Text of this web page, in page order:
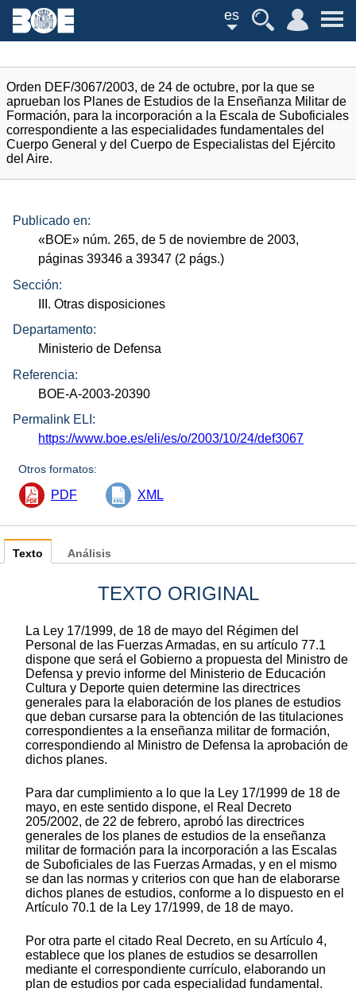
es
Orden DEF/3067/2003, de 24 de octubre, por la que se
aprueban los Planes de Estudios de la Enseñanza Militar de
Formación, para la incorporación a la Escala de Suboficiales
correspondiente a las especialidades fundamentales del
Cuerpo General y del Cuerpo de Especialistas del Ejército
del Aire.
Publicado en:
«BOE» núm. 265, de 5 de noviembre de 2003,
páginas 39346 a 39347 (2 págs.)
Sección:
III. Otras disposiciones
Departamento:
Ministerio de Defensa
Referencia:
BOE-A-2003-20390
Permalink ELI:
https://www.boe.es/eli/es/o/2003/10/24/def3067
Otros formatos:
PDF XML
Texto
TEXTO ORIGINAL
La Ley 17/1999, de 18 de mayo del Régimen del
Personal de las Fuerzas Armadas, en su artículo 77.1
dispone que será el Gobierno a propuesta del Ministro de
Defensa y previo informe del Ministerio de Educación
Cultura y Deporte quien determine las directrices
generales para la elaboración de los planes de estudios
que deban cursarse para la obtención de las titulaciones
correspondientes a la enseñanza militar de formación,
correspondiendo al Ministro de Defensa la aprobación de
dichos planes.
Para dar cumplimiento a lo que la Ley 17/1999 de 18 de
mayo, en este sentido dispone, el Real Decreto
205/2002, de 22 de febrero, aprobó las directrices
generales de los planes de estudios de la enseñanza
militar de formación para la incorporación a las Escalas
de Suboficiales de las Fuerzas Armadas, y en el mismo
se dan las normas y criterios con que han de elaborarse
dichos planes de estudios, conforme a lo dispuesto en el
Artículo 70.1 de la Ley 17/1999, de 18 de mayo.
Por otra parte el citado Real Decreto, en su Artículo 4,
establece que los planes de estudios se desarrollen
mediante el correspondiente currículo, elaborando un
plan de estudios por cada especialidad fundamental.
Análisis